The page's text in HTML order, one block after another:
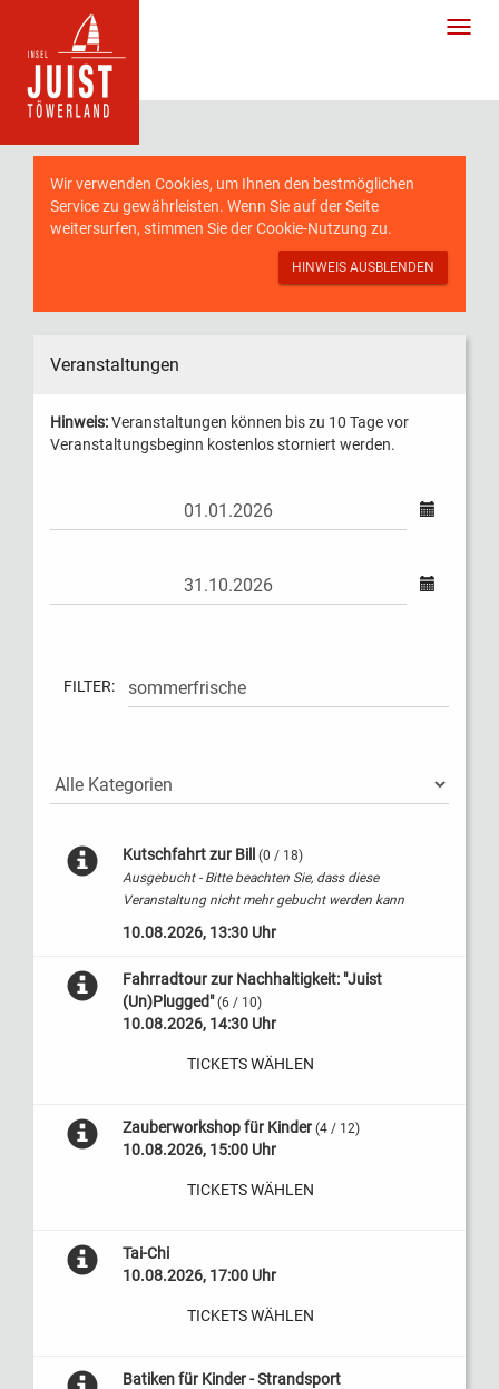
Wir verwenden Cookies, um Ihnen den bestmöglichen
Service zu gewährleisten. Wenn Sie auf der Seite
weitersurfen, stimmen Sie derCookie-Nutzung zu.
HINWEIS AUSBLENDEN
Veranstaltungen
Hinweis:Veranstaltungen können bis zu 10 Tage vor
Veranstaltungsbeginn kostenlos storniert werden.
FILTER:
Kutschfahrt zur Bill (0 / 18)
Ausgebucht - Bitte beachten Sie, dass diese
Veranstaltung nicht mehr gebucht werden kann
10.08.2026, 13:30 Uhr
Fahrradtour zur Nachhaltigkeit: "Juist
(Un)Plugged" (6 / 10)
10.08.2026, 14:30 Uhr
TICKETS WÄHLEN
Zauberworkshop für Kinder (4 / 12)
10.08.2026, 15:00 Uhr
TICKETS WÄHLEN
Tai-Chi
10.08.2026, 17:00 Uhr
TICKETS WÄHLEN
Batiken für Kinder - Strandsport